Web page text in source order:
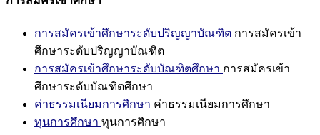
การสมัครเข้าศึกษาระดับปริญญาบัณฑิต การสมัครเข้า
ศึกษาระดับปริญญาบัณฑิต
การสมัครเข้าศึกษาระดับบัณฑิตศึกษา การสมัครเข้า
ศึกษาระดับบัณฑิตศึกษา
ค่าธรรมเนียมการศึกษา ค่าธรรมเนียมการศึกษา
ทุนการศึกษา ทุนการศึกษา